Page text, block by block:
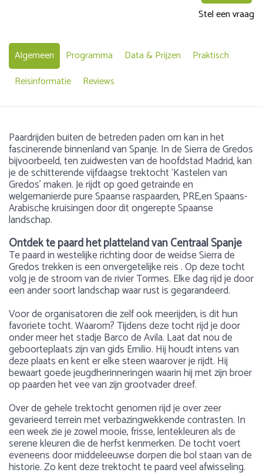
Stel een vraag
Algemeen Programma Data & Prijzen
Praktisch
Reisinformatie
Reviews
Paardrijden buiten de betreden paden om kan in het
fascinerende binnenland van Spanje. In de Sierra de Gredos
bijvoorbeeld, ten zuidwesten van de hoofdstad Madrid, kan
je de schitterende vijfdaagse trektocht ‘Kastelen van
Gredos’ maken. Je rijdt op goed getrainde en
welgemanierde pure Spaanse raspaarden, PRE,en Spaans-
Arabische kruisingen door dit ongerepte Spaanse
landschap.
Ontdek te paard het platteland van Centraal Spanje
Te paard in westelijke richting door de weidse Sierra de
Gredos trekken is een onvergetelijke reis . Op deze tocht
volg je de stroom van de rivier Tormes. Elke dag rijd je door
een ander soort landschap waar rust is gegarandeerd.
Voor de organisatoren die zelf ook meerijden, is dit hun
favoriete tocht. Waarom? Tijdens deze tocht rijd je door
onder meer het stadje Barco de Avila. Laat dat nou de
geboorteplaats zijn van gids Emilio. Hij houdt intens van
deze plaats en kent er elke steen waarover je rijdt. Hij
bewaart goede jeugdherinneringen waarin hij met zijn broer
op paarden het vee van zijn grootvader dreef.
Over de gehele trektocht genomen rijd je over zeer
gevarieerd terrein met verbazingwekkende contrasten. In
een week zie je zowel mooie, frisse, lentekleuren als de
serene kleuren die de herfst kenmerken. De tocht voert
eveneens door middeleeuwse dorpen die bol staan van de
historie. Zo kent deze trektocht te paard veel afwisseling.